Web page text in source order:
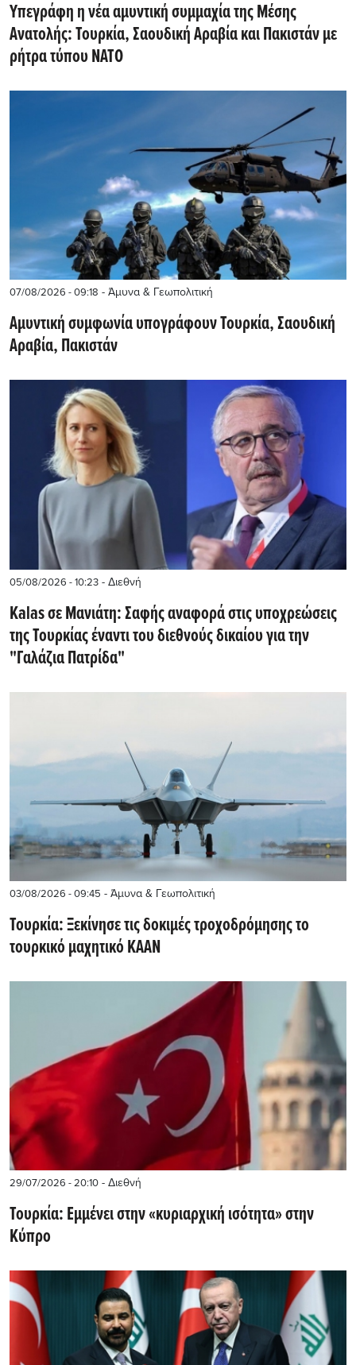
Υπεγράφη η νέα αμυντική συμμαχία της Μέσης
Ανατολής: Τουρκία, Σαουδική Αραβία και Πακιστάν με
ρήτρα τύπου ΝΑΤΟ
07/08/2026 - 09:18 - Άμυνα & Γεωπολιτική
Αμυντική συμφωνία υπογράφουν Τουρκία, Σαουδική
Αραβία, Πακιστάν
05/08/2026 - 10:23 - Διεθνή
Kalas σε Μανιάτη: Σαφής αναφορά στις υποχρεώσεις
της Τουρκίας έναντι του διεθνούς δικαίου για την
"Γαλάζια Πατρίδα"
03/08/2026 - 09:45 - Άμυνα & Γεωπολιτική
Τουρκία: Ξεκίνησε τις δοκιμές τροχοδρόμησης το
τουρκικό μαχητικό KAAN
29/07/2026 - 20:10 - Διεθνή
Τουρκία: Εμμένει στην «κυριαρχική ισότητα» στην
Κύπρο